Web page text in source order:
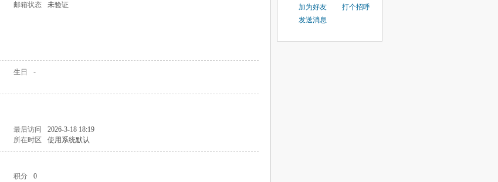
邮箱状态 未验证
生日
-
最后访问
2026-3-18 18:19
所在时区 使用系统默认
积分
0
加为好友
打个招呼
发送消息